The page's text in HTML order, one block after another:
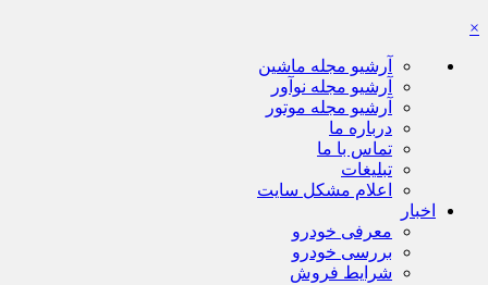
×
آرشیو مجله ماشین
آرشیو مجله نوآور
آرشیو مجله موتور
درباره ما
تماس با ما
تبلیغات
اعلام مشکل سایت
اخبار
معرفی خودرو
بررسی خودرو
شرایط فروش